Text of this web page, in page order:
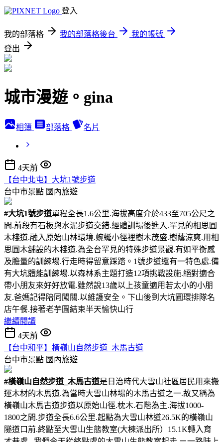
登入
我的部落格 我的部落格後台
我的帳號
登出
城市漫遊。gina
相簿 部落格 名片
4天前
【台中北屯】大坑1號步道
台中市景點 國內旅遊
#大坑1號步道單程全長1.6公里.海拔高度介於433至705公尺之
間.前段有石板與水泥步道交錯.經體訓場後進入.罕見的相思圓
木棧道.融入原始山林環境.蜿蜒小徑裡樹木茂盛.樹蔭涼爽.用相
思圓木舖設的木棧道.為全台罕見的特殊步道景觀.有如平衡感
及膽量的訓練場.行走時得留意踩踏。1號步道還有一特色處.備
有大坑體能訓練場.以森林系主題打造12項挑戰設施.絕對適合
帶小朋友來好好放電.雖然說13歲以上孩童適用若太小的小朋
友.爸媽記得陪同闖關.以維護安全。下山後到大坑圓環排隊名
店午餐.接著老芋圓結束半天愉快山行
繼續閱讀
4天前
【台中和平】橫嶺山自然步道_木馬古道
台中市景點 國內旅遊
#橫嶺山自然步道_木馬古道是日治時代大雪山社區居民用來搬
運木材的木馬道.為當時大雪山林場的木馬古道之一.故又稱為
橫嶺山木馬古道步道以原始山徑.枕木.石階為主.海拔1000-
1800之間.步道全長6.6公里.起點為大雪山林道26.5K的橫嶺山
隧道口前.終點至大雪山生態教室(大棟派出所）15.1K轉入育